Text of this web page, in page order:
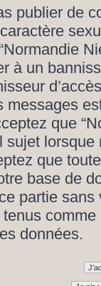
publier de
à un
messages
que
sujet
que
base de
partie
données.